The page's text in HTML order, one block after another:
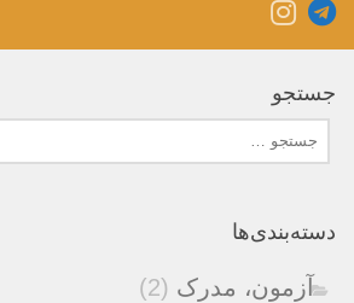
جستجو
جستجو
دسته‌بندی‌ها
آزمون، مدرک (2)